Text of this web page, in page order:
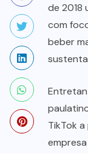
de 2018
com
beber
TikTok